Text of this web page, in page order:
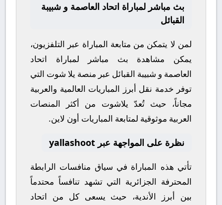
بث مباشر لمباراة اتحاد العاصمة و شبيبة
القبائل
لمن لا يتمكن من متابعة المباراة عبر التلفزيون،
يمكن مشاهدة بث مباشر لمباراة اتحاد
العاصمة و شبيبة القبائل عبر منصة يلا شوت التي
توفر خدمة نقل أبرز المباريات العالمية والعربية
مجاناً، حيث تُعدّ يلاشوت من أكثر المنصات
العربية موثوقية لمتابعة المباريات أون لاين.
نظرة على المواجهة عبر yallashoot
تأتي هذه المباراة في سياق منافسات الرابطة
المحترفة الجزائرية التي تشهد تنافساً محتدماً
بين أبرز الأندية، حيث يسعى كل من اتحاد